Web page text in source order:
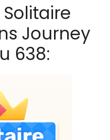
Journey
638: